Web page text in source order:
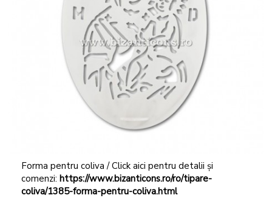
Forma pentru coliva / Click aici pentru detalii și
comenzi: https://www.bizanticons.ro/ro/tipare-
coliva/1385-forma-pentru-coliva.html